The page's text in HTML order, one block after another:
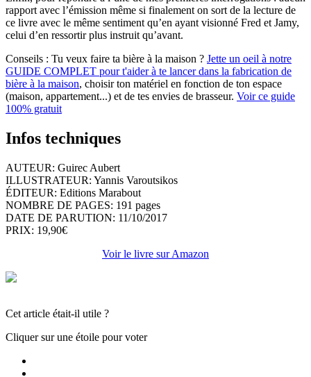
rapport avec l’émission même si finalement on sort de la lecture de
ce livre avec le même sentiment qu’en ayant visionné Fred et Jamy,
celui d’en ressortir plus instruit qu’avant.
Conseils : Tu veux faire ta bière à la maison ? Jette un oeil à notre
GUIDE COMPLET pour t'aider à te lancer dans la fabrication de
bière à la maison, choisir ton matériel en fonction de ton espace
(maison, appartement...) et de tes envies de brasseur. Voir ce guide
100% gratuit
Infos techniques
AUTEUR: Guirec Aubert
ILLUSTRATEUR: Yannis Varoutsikos
ÉDITEUR: Editions Marabout
NOMBRE DE PAGES: 191 pages
DATE DE PARUTION: 11/10/2017
PRIX: 19,90€
Voir le livre sur Amazon
Cet article était-il utile ?
Cliquer sur une étoile pour voter